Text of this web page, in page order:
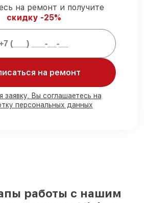
обслуживание
завершаем в присутствии
хранятся на
доставляем быстро
запчасти и надёжные
под разные запросы
качество
на ремонт и получите
скидку -25%
на ремонт
заявку, Вы соглашаетесь на
персональных данных
работы с нашим